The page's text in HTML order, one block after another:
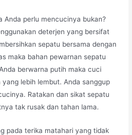
Anda perlu mencucinya bukan?
deterjen yang bersifat
sepatu bersama dengan
maka bahan pewarnan sepatu
berwarna putih maka cuci
lebih lembut. Anda sanggup
Ratakan dan sikat sepatu
tak rusak dan tahan lama.
pada terika matahari yang tidak